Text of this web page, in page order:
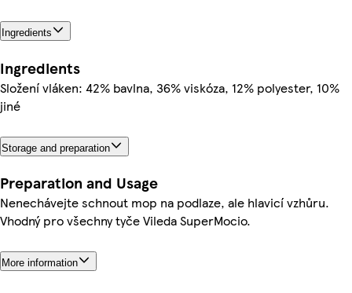
Ingredients
Ingredients
Složení vláken: 42% bavlna, 36% viskóza, 12% polyester, 10%
jiné
Storage and preparation
Preparation and Usage
Nenechávejte schnout mop na podlaze, ale hlavicí vzhůru.
Vhodný pro všechny tyče Vileda SuperMocio.
More information